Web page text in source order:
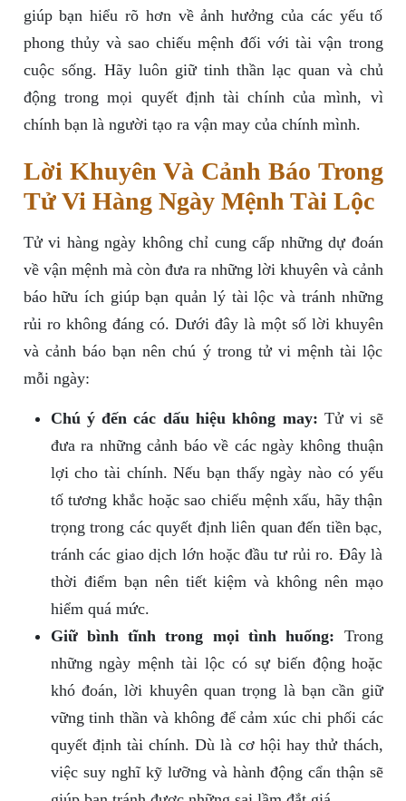
giúp bạn hiểu rõ hơn về ảnh hưởng của các yếu tố
phong thủy và sao chiếu mệnh đối với tài vận trong
cuộc sống. Hãy luôn giữ tinh thần lạc quan và chủ
động trong mọi quyết định tài chính của mình, vì
chính bạn là người tạo ra vận may của chính mình.
Lời Khuyên Và Cảnh Báo Trong
Tử Vi Hàng Ngày Mệnh Tài Lộc
Tử vi hàng ngày không chỉ cung cấp những dự đoán
về vận mệnh mà còn đưa ra những lời khuyên và cảnh
báo hữu ích giúp bạn quản lý tài lộc và tránh những
rủi ro không đáng có. Dưới đây là một số lời khuyên
và cảnh báo bạn nên chú ý trong tử vi mệnh tài lộc
mỗi ngày:
Chú ý đến các dấu hiệu không may: Tử vi sẽ
đưa ra những cảnh báo về các ngày không thuận
lợi cho tài chính. Nếu bạn thấy ngày nào có yếu
tố tương khắc hoặc sao chiếu mệnh xấu, hãy thận
trọng trong các quyết định liên quan đến tiền bạc,
tránh các giao dịch lớn hoặc đầu tư rủi ro. Đây là
thời điểm bạn nên tiết kiệm và không nên mạo
hiểm quá mức.
Giữ bình tĩnh trong mọi tình huống: Trong
những ngày mệnh tài lộc có sự biến động hoặc
khó đoán, lời khuyên quan trọng là bạn cần giữ
vững tinh thần và không để cảm xúc chi phối các
quyết định tài chính. Dù là cơ hội hay thử thách,
việc suy nghĩ kỹ lưỡng và hành động cẩn thận sẽ